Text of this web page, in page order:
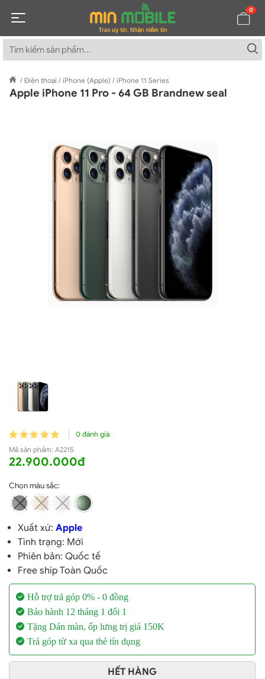
0
/ Điện thoại / iPhone (Apple) / iPhone 11 Series
Apple iPhone 11 Pro - 64 GB Brandnew seal
0 đánh giá
Mã sản phẩm: A2215
22.900.000đ
Chọn màu sắc:
Xuất xứ: Apple
Tình trạng: Mới
Phiên bản: Quốc tế
Free ship Toàn Quốc
Hỗ trợ trả góp 0% - 0 đồng
Bảo hành 12 tháng 1 đổi 1
Tặng Dán màn, ốp lưng trị giá 150K
Trả góp từ xa qua thẻ tín dụng
HẾT HÀNG